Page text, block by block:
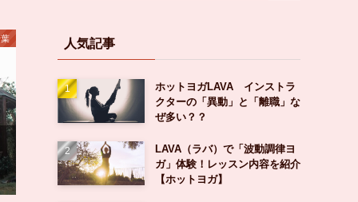
人気記事
ホットヨガLAVA インストラ
クターの「異動」と「離職」な
ぜ多い？？
LAVA（ラバ）で「波動調律ヨ
ガ」体験！レッスン内容を紹介
【ホットヨガ】